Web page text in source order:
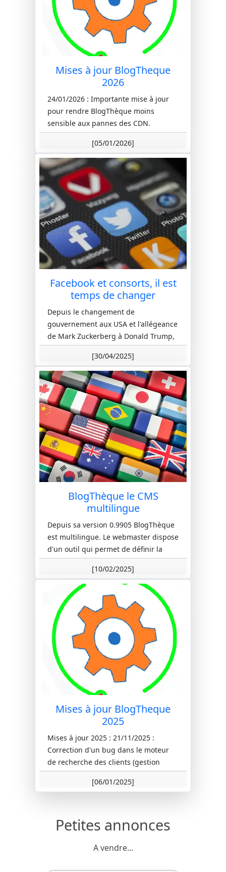
Mises à jour BlogTheque
2026
24/01/2026 : Importante mise à jour
pour rendre BlogThèque moins
sensible aux pannes des CDN.
05/01/2026 : Amélioration des
formulaires/s...[05/01/2026]
Facebook et consorts, il est
temps de changer
Depuis le changement de
gouvernement aux USA et l'allégeance
de Mark Zuckerberg à Donald Trump,
ce réseau social ne s'est pas amélioré.
[30/04/2025]
BlogThèque le CMS
multilingue
Depuis sa version 0.9905 BlogThèque
est multilingue. Le webmaster dispose
d'un outil qui permet de définir la
langue de chaque site ainsi q...
[10/02/2025]
Mises à jour BlogTheque
2025
Mises à jour 2025 : 21/11/2025 :
Correction d'un bug dans le moteur
de recherche des clients (gestion
commerciale). 08/09/2025 : Ajout d...
[06/01/2025]
Petites annonces
A vendre...